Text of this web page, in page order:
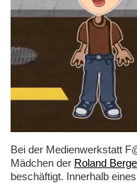
Bei der Medienwerkstatt
Mädchen der Roland
beschäftigt. Innerhalb